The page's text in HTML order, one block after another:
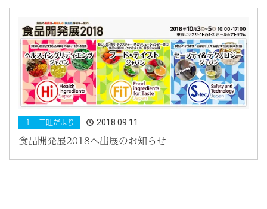
１ 三旺だより 2018.09.11
食品開発展2018へ出展のお知らせ